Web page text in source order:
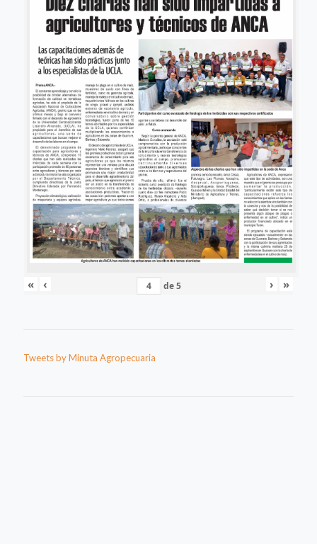
« ‹ de5 › »
Tweets by Minuta Agropecuaria